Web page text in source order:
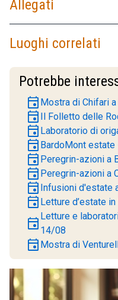
Allegati
Luoghi correlati
Potrebbe
event Mostra di Chifari
event Il Folletto delle
event Laboratorio di
event BardoMont
event Peregrin-azioni a
event Peregrin-azioni a
event Infusioni d'estate
event Letture d’estate
event Letture e
14/08
event Mostra di